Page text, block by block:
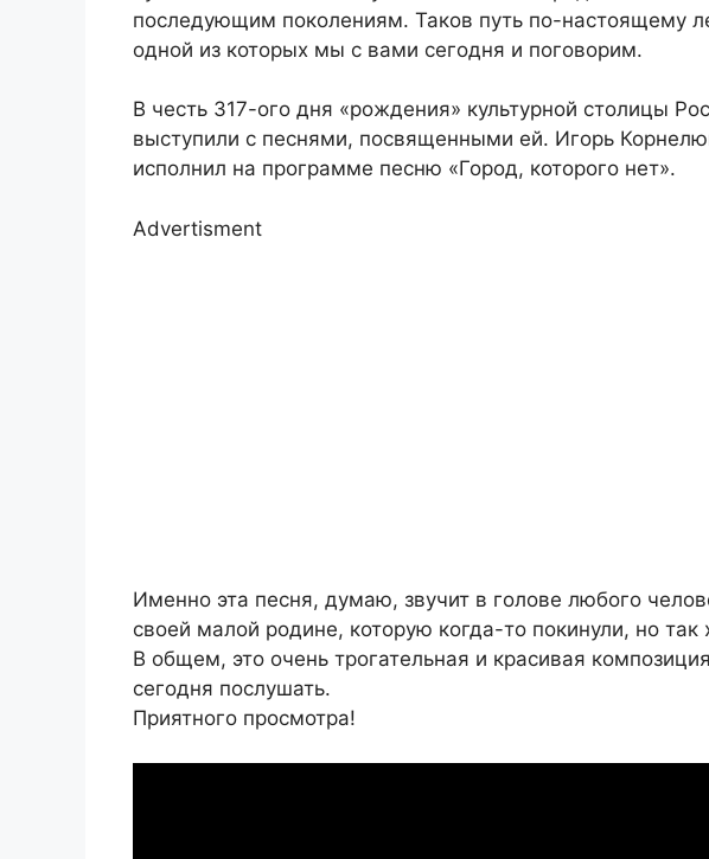
последующим поколениям. Таков путь по-настоящему
одной из которых мы с вами сегодня и поговорим.
В честь 317-ого дня «рождения» культурной столицы
выступили с песнями, посвященными ей. Игорь
исполнил на программе песню «Город, которого нет».
Advertisment
Именно эта песня, думаю, звучит в голове любого
своей малой родине, которую когда-то покинули, но так
В общем, это очень трогательная и красивая
сегодня послушать.
Приятного просмотра!